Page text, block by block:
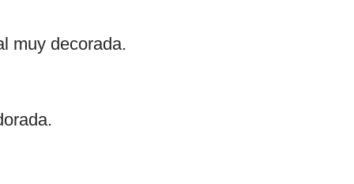
muy decorada.